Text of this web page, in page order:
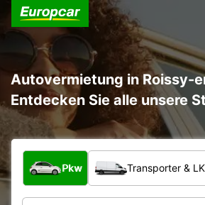
Autovermietung in Roissy-
Entdecken Sie alle unsere
Welche Art von Fahrzeug?
Pkw Transporter &